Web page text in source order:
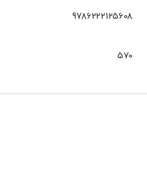
9786222125608
570